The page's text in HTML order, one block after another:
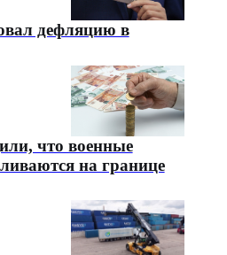
дефляцию в
что военные
на границе